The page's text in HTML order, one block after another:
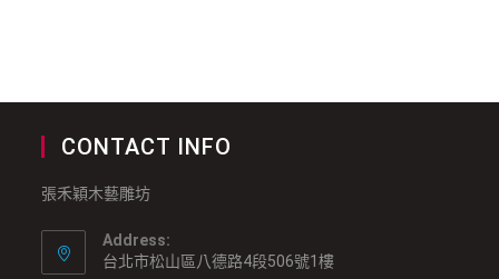
CONTACT INFO
張禾穎木藝雕坊
Address:
台北市松山區八德路4段506號1樓